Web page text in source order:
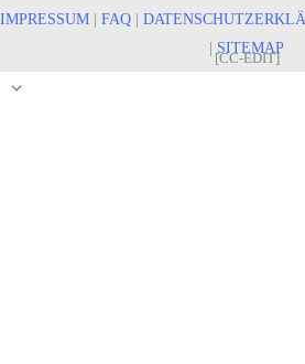
IMPRESSUM | FAQ |
| SITEMAP
[CC-EDIT]
Nach